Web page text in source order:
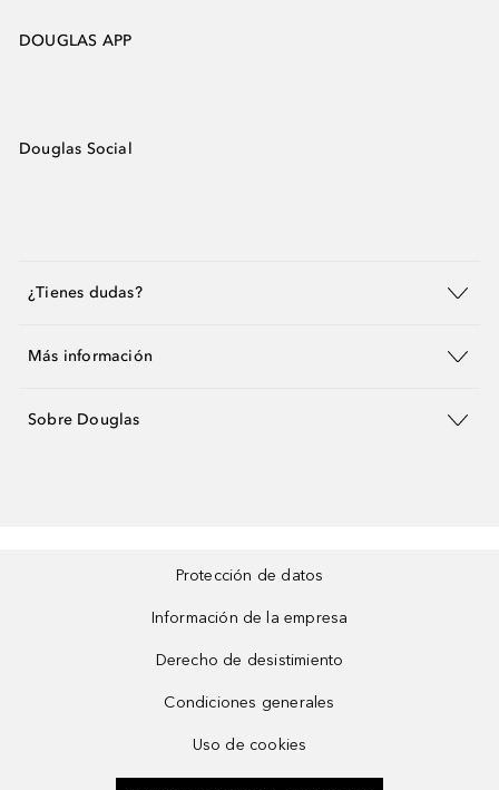
DOUGLAS APP
Douglas Social
¿Tienes dudas?
Más información
Sobre Douglas
Protección de datos
Información de la empresa
Derecho de desistimiento
Condiciones generales
Uso de cookies